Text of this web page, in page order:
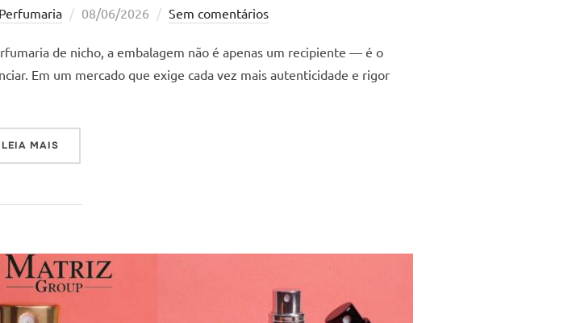
Perfumaria
Postado
08/06/2026 Sem comentários
de nicho, a embalagem não é apenas um recipiente — é o
Em um mercado que exige cada vez mais autenticidade e rigor
LEIA MAIS“ONDE A PRECISÃO ENCONTRA O LUXO: CONHEÇA O FRASCO ÈCLAT.”